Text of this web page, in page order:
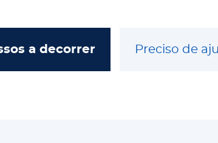
a decorrer Preciso de